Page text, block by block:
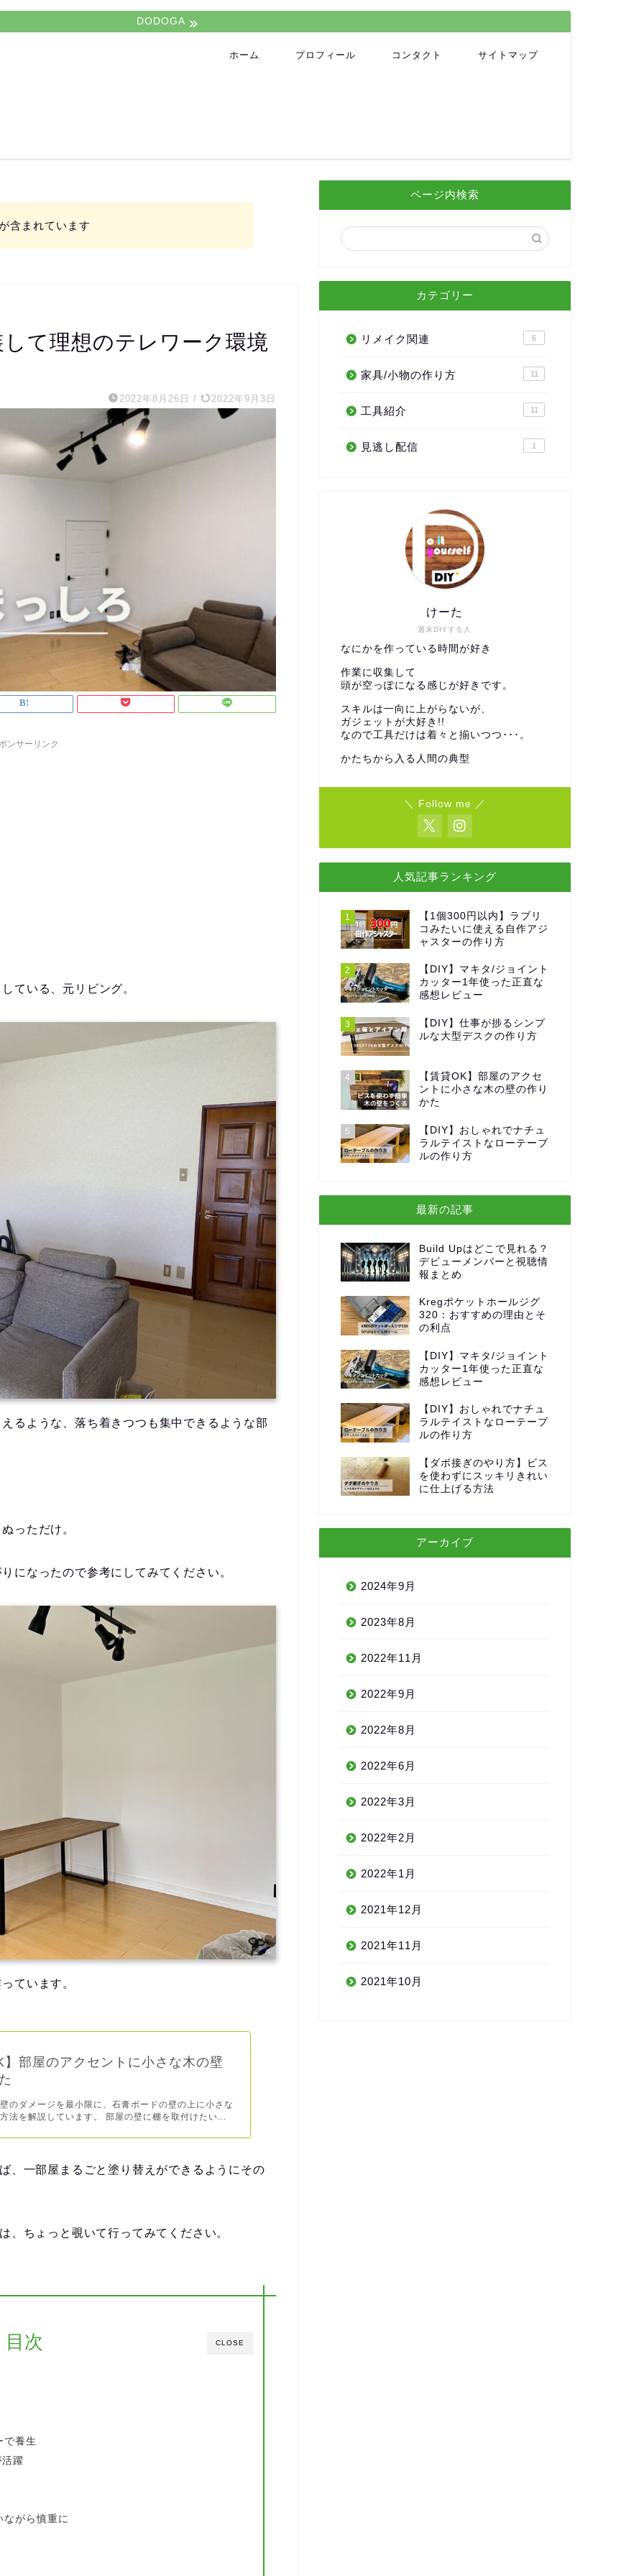
DODOGA
ホーム プロフィール コンタクト サイトマップ
含まれています
て理想のテレワーク環境
2022年8月26日 / 2022年9月3日
ンサーリンク
ている、元リビング。
るような、落ち着きつつも集中できるような部
っただけ。
になったので参考にしてみてください。
ています。
】部屋のアクセントに小さな木の壁
のダメージを最小限に、石膏ボードの壁の上に小さな
法を解説しています。 部屋の壁に棚を取付けたい...
、一部屋まるごと塗り替えができるようにその
、ちょっと覗いて行ってみてください。
CLOSE
目次
で養生
躍
がら慎重に
ページ内検索
カテゴリー
リメイク関連 6
家具/小物の作り方 11
工具紹介 11
見逃し配信 1
週末DIYする人
けーた
なにかを作っている時間が好き
作業に収集して
頭が空っぽになる感じが好きです。
スキルは一向に上がらないが、
ガジェットが大好き!!
なので工具だけは着々と揃いつつ･･･。
かたちから入る人間の典型
＼ Follow me ／
人気記事ランキング
1
【1個300円以内】ラブリ
コみたいに使える自作アジ
ャスターの作り方
2
【DIY】マキタ/ジョイント
カッター1年使った正直な
感想レビュー
3
【DIY】仕事が捗るシンプ
ルな大型デスクの作り方
4
【賃貸OK】部屋のアクセ
ントに小さな木の壁の作り
かた
5
【DIY】おしゃれでナチュ
ラルテイストなローテーブ
ルの作り方
最新の記事
Build Upはどこで見れる？
デビューメンバーと視聴情
報まとめ
Kregポケットホールジグ
320：おすすめの理由とそ
の利点
【DIY】マキタ/ジョイント
カッター1年使った正直な
感想レビュー
【DIY】おしゃれでナチュ
ラルテイストなローテーブ
ルの作り方
【ダボ接ぎのやり方】ビス
を使わずにスッキリきれい
に仕上げる方法
アーカイブ
2024年9月
2023年8月
2022年11月
2022年9月
2022年8月
2022年6月
2022年3月
2022年2月
2022年1月
2021年12月
2021年11月
2021年10月